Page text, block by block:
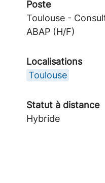
Poste
Toulouse -
ABAP (H/F)
Localisations
Toulouse
Statut à distance
Hybride